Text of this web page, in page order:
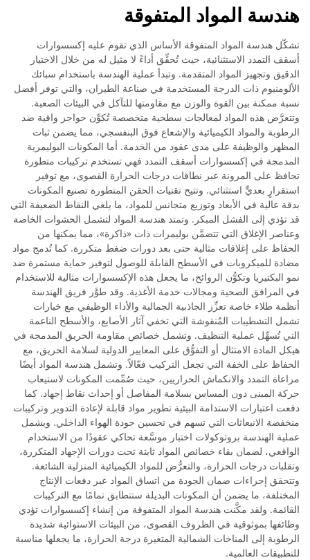
هندسة المواد المتفوقة
تشكّل هندسة المواد المتفوقة الأساس الذي تقوم عليه إكسسوارات
أسقف التمدد الاستثنائية، حيث تُحقِّق أداءً لا مثيل له من خلال الاختيار
الدقيق وتجهيز المواد المتقدمة. وتبدأ عملية الهندسة باستخدام سبائك
الألومنيوم ذات الدرجة المستخدمة في صناعة الطيران، والتي توفر أفضل
نسبة ممكنة بين القوة والوزن مع مقاومتها للتآكل في البيئات الصعبة.
وتتعرَّض هذه المواد لمعالجات سطحية متخصصة تُكوِّن حواجز واقية ضد
الرطوبة والمواد الكيميائية والإشعاع فوق البنفسجي، مما يضمن ثبات
المظهر والوظيفة على مدى عقود من الخدمة. أما المكونات البوليمرية
المدمجة في إكسسوارات أسقف التمدد فهي تستخدم تركيبات متطورة
تحافظ على المرونة عبر نطاقات درجات الحرارة القصوى، مع توفير
استقرارٍ بعديٍّ استثنائي. وتتيح تقنيات الحقن المتطورة تصنيع المكونات
بدقة عالية في الأبعاد وتوزيع متجانس للمواد، ما يلغي النقاط الضعيفة التي
قد تؤدي إلى الفشل المبكر. وتمتد هندسة المواد لتشمل الحشوات الخاصة
وعناصر الإغلاق التي تتضمَّن بوليمرات ذات «ذاكرة»، مما يمكنها من
الحفاظ على إغلاقات مثالية حتى بعد دورات ضغط متكررة. كما تُدمج مواد
مضادة للميكروبات في الأسطح القابلة للوصول لتوفير حماية مستمرة ضد
نمو البكتيريا وتكوُّن الروائح، ما يجعل هذه الإكسسوارات مثالية للاستخدام
في المرافق الصحية ومجالات خدمة الأغذية. وقد طوَّر فريق الهندسة
أنظمة طلاء خاصة تعزِّز الجاذبية الجمالية والأداء الوظيفي مع خيارات
تشمل التشطيبات المُنقوشة التي تخفي آثار الأصابع، والأسطح الناعمة
التي تُسهِّل عملية التنظيف. وتشمل خصائص مقاومة الحريق المدمجة في
هيكل المادة الامتثال أو التفوُّق على المعايير الدولية لسلامة الحريق، مع
الحفاظ على الخفة التي تجعل التركيب فعّالاً. وتشمل هندسة المواد أيضًا
مراعاة التمدد والانكماش الحراريين، حيث صُمِّمت المكونات لاستيعاب
حركة المبنى دون المساس بسلامة المفاصل أو إحداث نقاط إجهاد. كما
دفعت اعتبارات الاستدامة البيئية تطوير مواد قابلة لإعادة التدوير وتركيبات
منخفضة الانبعاثات التي تسهم في تحسين جودة الهواء الداخلي. ويشمل
عملية الهندسة بروتوكولات اختبار موسَّعة تحاكي عقودًا من الاستخدام
الواقعي، لضمان بقاء خصائص المواد ثابتة تحت دورات الإجهاد المتكررة،
وتقلبات درجات الحرارة، والتعرُّض للمواد الكيميائية المنزلية الشائعة.
وتتحقق إجراءات ضمان الجودة من اتساق المواد عبر دفعات الإنتاج
المختلفة، ما يضمن أن المكونات البديلة ستتطابق تمامًا مع التركيبات
القائمة. ولقد مكَّنت هندسة المواد المتفوقة من إنشاء إكسسوارات تؤدي
وظائفها بموثوقية في الظروف القصوى، من البيئات الاستوائية شديدة
الرطوبة إلى المناخات الشمالية المتغيرة درجة الحرارة، ما يجعلها مناسبة
للتطبيقات العالمية.